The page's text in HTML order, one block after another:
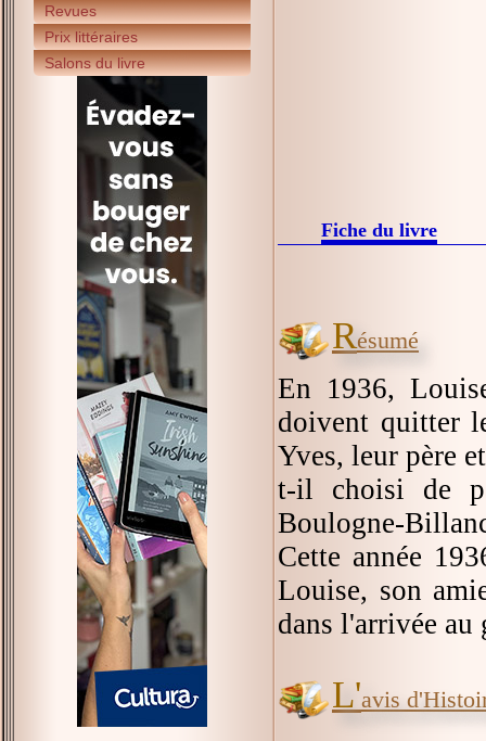
Revues
Prix littéraires
Salons du livre
Fiche du livre
Résumé
En 1936,
doivent quitter
Yves, leur père
t-il choisi de
Boulogne-
Cette année
Louise, son
dans l'arrivée
L'avis